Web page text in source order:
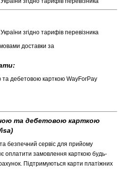
згідно тарифів перевізника
доставки за
дебетовою карткою WayForPay
та дебетовою карткою
безпечний сервіс для прийому
оплатити замовлення карткою будь-
Підтримуються карти платіжних